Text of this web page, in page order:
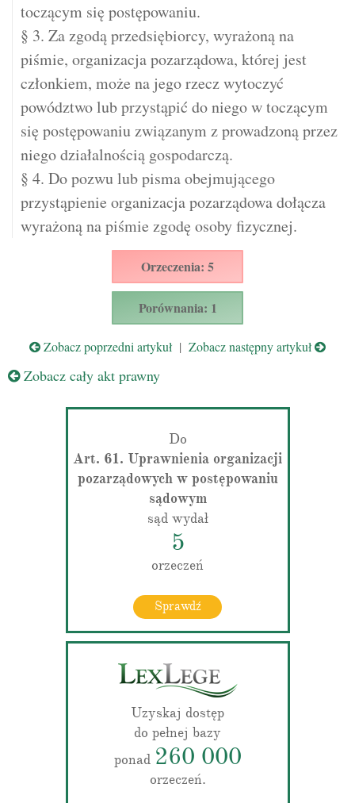
toczącym się postępowaniu.
§ 3. Za zgodą przedsiębiorcy, wyrażoną na
piśmie, organizacja pozarządowa, której jest
członkiem, może na jego rzecz wytoczyć
powództwo lub przystąpić do niego w toczącym
się postępowaniu związanym z prowadzoną przez
niego działalnością gospodarczą.
§ 4. Do pozwu lub pisma obejmującego
przystąpienie organizacja pozarządowa dołącza
wyrażoną na piśmie zgodę osoby fizycznej.
Orzeczenia: 5
Porównania: 1
Zobacz poprzedni artykuł | Zobacz następny artykuł
Zobacz cały akt prawny
Do
Art. 61. Uprawnienia organizacji
pozarządowych w postępowaniu
sądowym
sąd wydał
5
orzeczeń
Sprawdź
Uzyskaj dostęp
do pełnej bazy
ponad 260 000
orzeczeń.